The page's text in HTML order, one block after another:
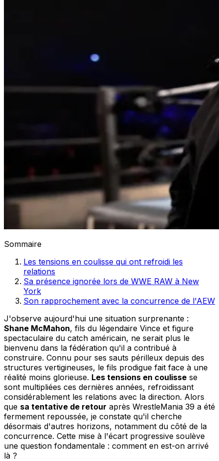
Sommaire
Les tensions en coulisse qui ont refroidi les
relations
Sa présence ignorée lors de WWE RAW à New
York
Son rapprochement avec la concurrence de l'AEW
J'observe aujourd'hui une situation surprenante :
Shane McMahon, fils du légendaire Vince et figure
spectaculaire du catch américain, ne serait plus le
bienvenu dans la fédération qu'il a contribué à
construire. Connu pour ses sauts périlleux depuis des
structures vertigineuses, le fils prodigue fait face à une
réalité moins glorieuse. Les tensions en coulisse se
sont multipliées ces dernières années, refroidissant
considérablement les relations avec la direction. Alors
que sa tentative de retour après WrestleMania 39 a été
fermement repoussée, je constate qu'il cherche
désormais d'autres horizons, notamment du côté de la
concurrence. Cette mise à l'écart progressive soulève
une question fondamentale : comment en est-on arrivé
là ?